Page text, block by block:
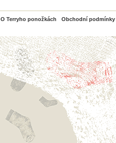
O Terryho ponožkách Obchodní podmínky
PayPal